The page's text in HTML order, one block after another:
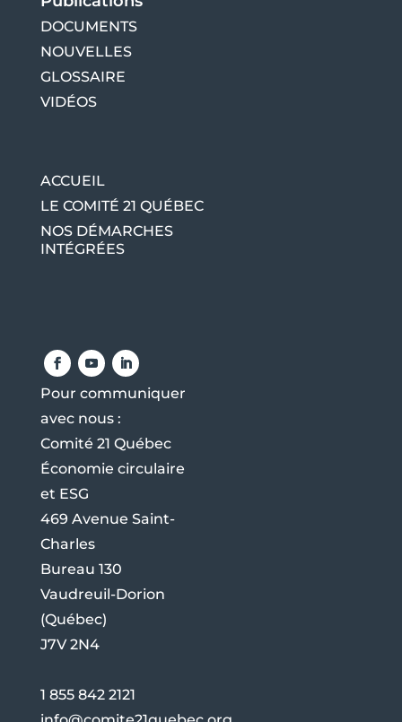
DOCUMENTS
NOUVELLES
GLOSSAIRE
VIDÉOS
ACCUEIL
LE COMITÉ 21 QUÉBEC
NOS DÉMARCHES
INTÉGRÉES
Pour communiquer
avec nous :
Comité 21 Québec
Économie circulaire
et ESG
469 Avenue Saint-
Charles
Bureau 130
Vaudreuil-Dorion
(Québec)
J7V 2N4
1 855 842 2121